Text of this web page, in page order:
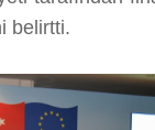
belirtti.